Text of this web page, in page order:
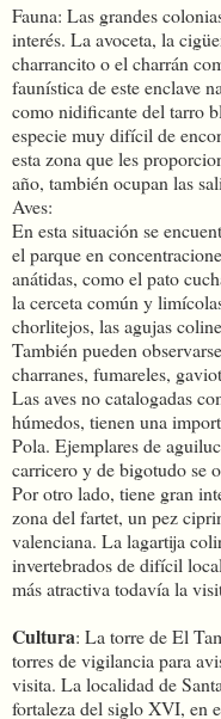
Fauna: Las grandes
interés. La avoceta, la
charrancito o el charrán
faunística de este enclave
como nidificante del tarro
especie muy difícil de
esta zona que les
año, también ocupan las
Aves:
En esta situación se
el parque en
anátidas, como el pato
la cerceta común y
chorlitejos, las agujas
También pueden
charranes, fumareles,
Las aves no catalogadas
húmedos, tienen una
Pola. Ejemplares de
carricero y de bigotudo se
Por otro lado, tiene gran
zona del fartet, un pez
valenciana. La lagartija
invertebrados de difícil
más atractiva todavía la
Cultura: La torre de El
torres de vigilancia para
visita. La localidad de
fortaleza del siglo XVI, en